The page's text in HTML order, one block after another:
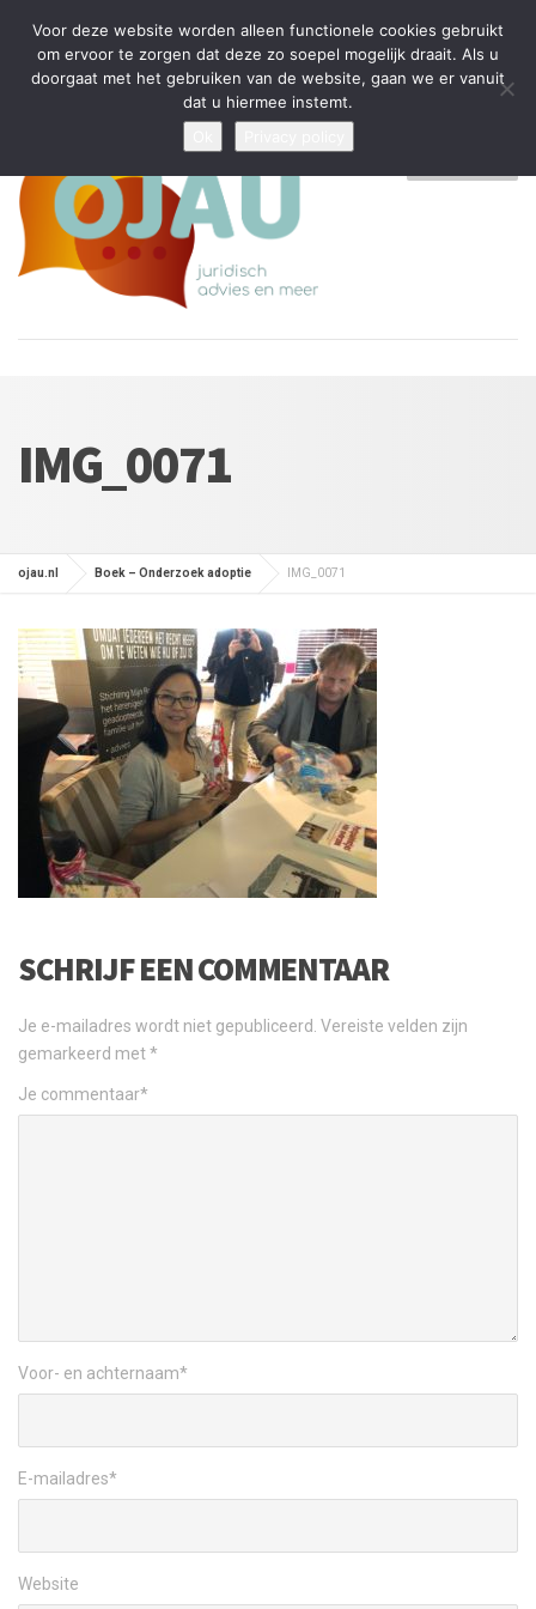
Tijdelijke stop: wegens drukte kan ik beperkt nieuwe zaken aannemen
en vragen beantwoorden
Algemene Voorwaarden
Disclaimer Privacybeleid
IMG_0071
ojau.nl Boek – Onderzoek adoptie IMG_0071
SCHRIJF EEN COMMENTAAR
Je e-mailadres wordt niet gepubliceerd. Vereiste velden zijn
gemarkeerd met*
Je commentaar*
Voor- en achternaam*
E-mailadres*
Website
Voor deze website worden alleen functionele cookies gebruikt
om ervoor te zorgen dat deze zo soepel mogelijk draait. Als u
doorgaat met het gebruiken van de website, gaan we er vanuit
dat u hiermee instemt.